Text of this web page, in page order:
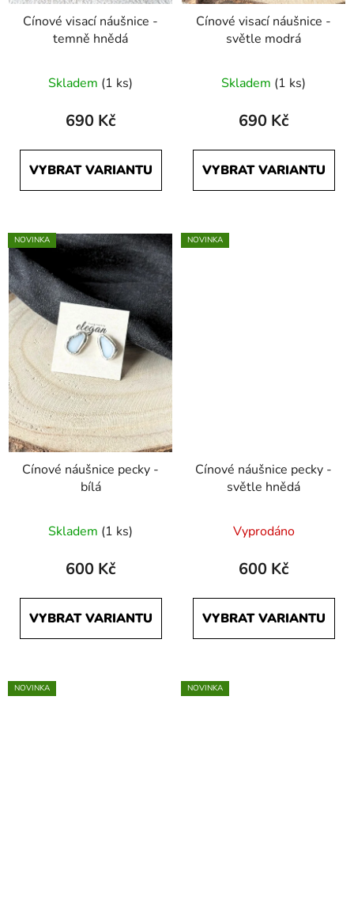
Cínové visací náušnice -
temně hnědá
Skladem (1 ks)
690 Kč
VYBRAT VARIANTU
Cínové visací náušnice -
světle modrá
Skladem (1 ks)
690 Kč
VYBRAT VARIANTU
NOVINKA
Cínové náušnice pecky -
bílá
Skladem (1 ks)
600 Kč
VYBRAT VARIANTU
NOVINKA
Cínové náušnice pecky -
světle hnědá
Vyprodáno
600 Kč
VYBRAT VARIANTU
NOVINKA NOVINKA